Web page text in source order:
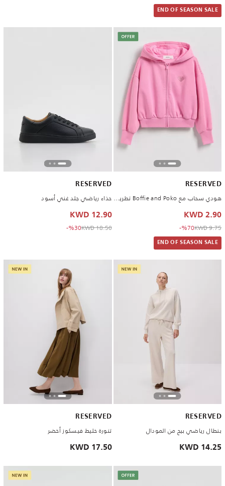
END OF SEASON SALE
RESERVED
هودي سحاب مع Boffie and Poko تطريز وردي
2.90 KWD
Price reduced from
9.75 KWD
to 2.90 KWD
%70-
END OF SEASON SALE
RESERVED
حذاء رياضي جلد غني أسود
12.90 KWD
Price reduced from
18.50 KWD
to 12.90 KWD
%30-
RESERVED
بنطال رياضي بيج من المودال
14.25 KWD
RESERVED
تنورة خليط فيسكوز أخضر
17.50 KWD